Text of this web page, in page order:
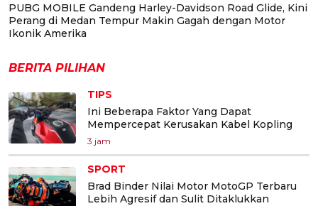
PUBG MOBILE Gandeng Harley-Davidson Road Glide, Kini
Perang di Medan Tempur Makin Gagah dengan Motor
Ikonik Amerika
BERITA PILIHAN
TIPS
Ini Beberapa Faktor Yang Dapat
Mempercepat Kerusakan Kabel Kopling
3 jam
SPORT
Brad Binder Nilai Motor MotoGP Terbaru
Lebih Agresif dan Sulit Ditaklukkan